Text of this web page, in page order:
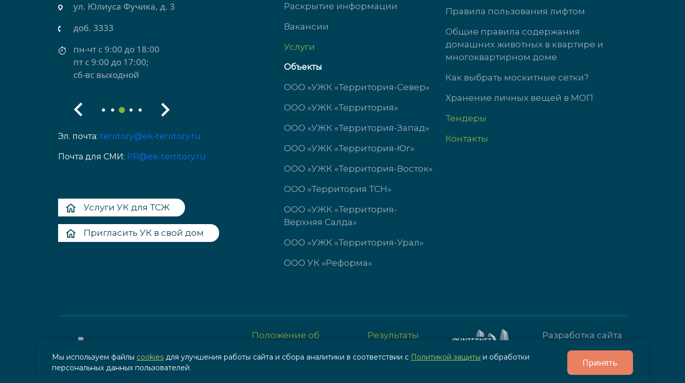
ул. Юлиуса Фучика, д. 3
доб. 3333
пн-чт с 9:00 до 18:00
пт с 9:00 до 17:00;
сб-вс выходной
ул. Михеева, д. 2
доб. 3434
пн-чт с 9:00 до 18:00
пт с 9:00 до 17:00
ул. Южногорская, д. 11
доб. 3323
пн-чт с 9:00 до 18:00
пт с 9:00 до 17:00
сб-вс выходной
Эл. почта: territory@ek-territory.ru
Почта для СМИ: PR@ek-territory.ru
Услуги УК для ТСЖ
Пригласить УК в свой дом
Раскрытие информации
Вакансии
Услуги
Объекты
ООО «УЖК «Территория-Север»
ООО «УЖК «Территория»
ООО «УЖК «Территория-Запад»
ООО «УЖК «Территория-Юг»
ООО «УЖК «Территория-Восток»
ООО «Территория ТСН»
ООО «УЖК «Территория-
Верхняя Салда»
ООО «УЖК «Территория-Урал»
ООО УК «Реформа»
Правила пользования лифтом
Общие правила содержания
домашних животных в квартире и
многоквартирном доме
Как выбрать москитные сетки?
Хранение личных вещей в МОП
Тендеры
Контакты
Положение об
персональных данных
Результаты
охране труда
Разработка сайта
Мы используем файлы cookies для улучшения работы сайта и сбора аналитики в соответствии с Политикой защиты и обработки
персональных данных пользователей.
Принять